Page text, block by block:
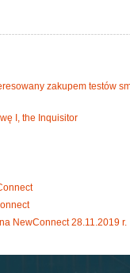
zakupem testów
I, the Inquisitor
NewConnect 28.11.2019 r.